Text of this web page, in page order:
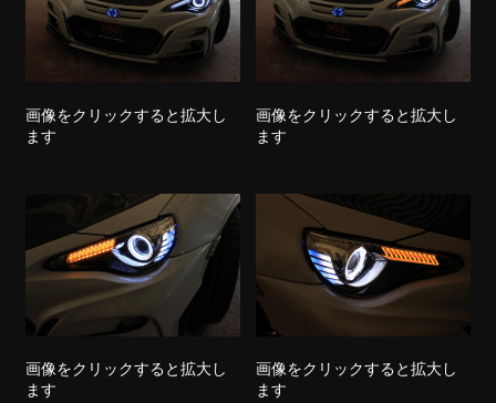
画像をクリックすると拡大し
ます
画像をクリックすると拡大し
ます
画像をクリックすると拡大し
ます
画像をクリックすると拡大し
ます